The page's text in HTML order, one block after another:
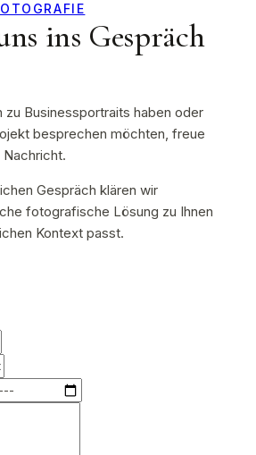
ins Gespräch
zu Businessportraits haben oder
besprechen möchten, freue
Gespräch klären wir
fotografische Lösung zu Ihnen
Kontext passt.